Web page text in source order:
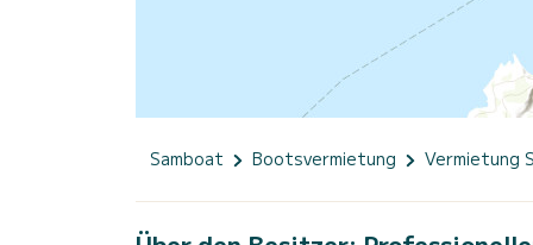
Samboat Bootsvermietung Vermietung